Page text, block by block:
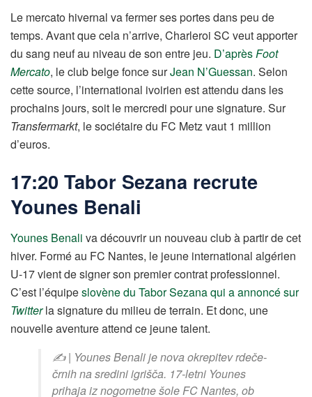
Le mercato hivernal va fermer ses portes dans peu de
temps. Avant que cela n’arrive, Charleroi SC veut apporter
du sang neuf au niveau de son entre jeu. D’après Foot
Mercato, le club belge fonce surJean N’Guessan. Selon
cette source, l’international ivoirien est attendu dans les
prochains jours, soit le mercredi pour une signature. Sur
Transfermarkt, le sociétaire du FC Metz vaut 1 million
d’euros.
17:20 Tabor Sezana recrute
Younes Benali
Younes Benali va découvrir un nouveau club à partir de cet
hiver. Formé au FC Nantes, le jeune international algérien
U-17 vient de signer son premier contrat professionnel.
C’est l’équipeslovène du Tabor Sezana qui a annoncé sur
Twitterla signature du milieu de terrain. Et donc, une
nouvelle aventure attend ce jeune talent.
✍️ | Younes Benali je nova okrepitev rdeče-
črnih na sredini igrišča. 17-letni Younes
prihaja iz nogometne šole FC Nantes, ob